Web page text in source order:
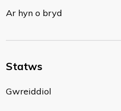
Ar hyn o bryd
Statws
Gwreiddiol